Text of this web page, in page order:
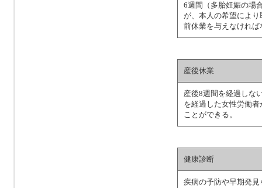
6週間（多胎妊娠の場
が、本人の希望によ
前休業を与えなければ
産後休業
産後8週間を経過しな
を経過した女性労働
ことができる。
健康診断
疾病の予防や早期発